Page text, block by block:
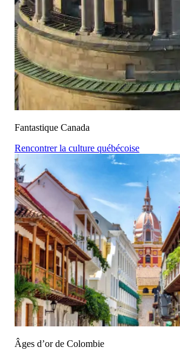
Fantastique Canada
Rencontrer la culture québécoise
Âges d’or de Colombie